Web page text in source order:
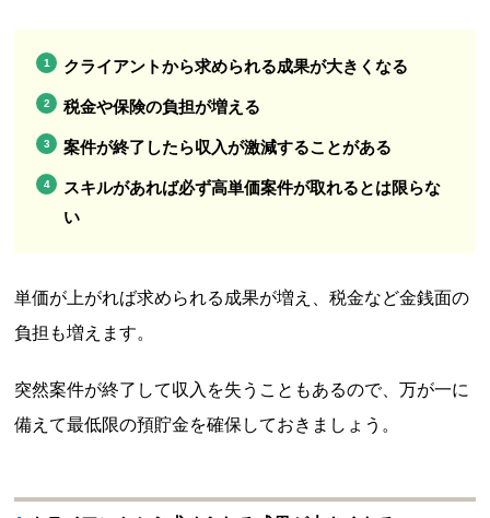
クライアントから求められる成果が大きくなる
税金や保険の負担が増える
案件が終了したら収入が激減することがある
スキルがあれば必ず高単価案件が取れるとは限らな
い
単価が上がれば求められる成果が増え、税金など金銭面の
負担も増えます。
突然案件が終了して収入を失うこともあるので、万が一に
備えて最低限の預貯金を確保しておきましょう。